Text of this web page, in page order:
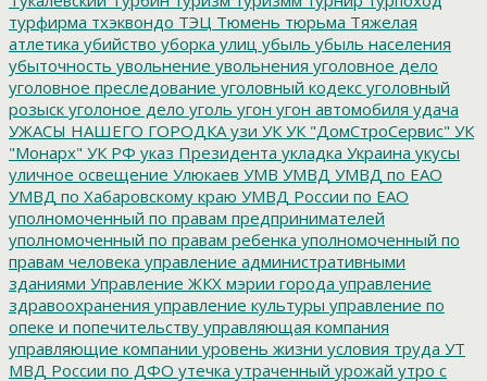
турфирма тхэквондо ТЭЦ Тюмень тюрьма Тяжелая
атлетика убийство уборка улиц убыль убыль населения
убыточность увольнение увольнения уголовное дело
уголовное преследование уголовный кодекс уголовный
розыск уголоное дело уголь угон угон автомобиля удача
УЖАСЫ НАШЕГО ГОРОДКА узи УК УК "ДомСтроСервис" УК
"Монарх" УК РФ указ Президента укладка Украина укусы
уличное освещение Улюкаев УМВ УМВД УМВД по ЕАО
УМВД по Хабаровскому краю УМВД России по ЕАО
уполномоченный по правам предпринимателей
уполномоченный по правам ребенка уполномоченный по
правам человека управление административными
зданиями Управление ЖКХ мэрии города управление
здравоохранения управление культуры управление по
опеке и попечительству управляющая компания
управляющие компании уровень жизни условия труда УТ
МВД России по ДФО утечка утраченный урожай утро с